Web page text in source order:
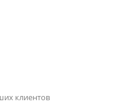
клиентов